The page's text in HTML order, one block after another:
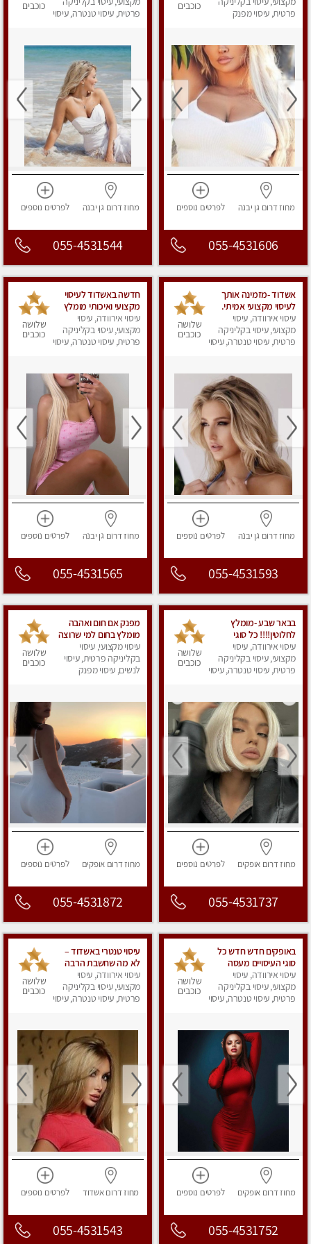
פרטית, עיסוי מפנק
כוכבים
מחוז דרום גן יבנה לפרטים נוספים
055-4531606
פרטית, עיסוי טנטרה, עיסוי
כוכבים
מחוז דרום גן יבנה לפרטים נוספים
055-4531544
אשדוד -מזמינה אותך
לעיסוי מקצועי אמיתי.
עיסוי קלאסי .
עיסוי אירוודה, עיסוי
מקצועי, עיסוי בקליניקה
פרטית, עיסוי טנטרה, עיסוי
שלושה
כוכבים
מחוז דרום גן יבנה לפרטים נוספים
055-4531593
חדשה באשדוד לעיסוי
מקצועי ואיכותי מומלץ
ללא מין !!!
עיסוי אירוודה, עיסוי
מקצועי, עיסוי בקליניקה
פרטית, עיסוי טנטרה, עיסוי
שלושה
כוכבים
מחוז דרום גן יבנה לפרטים נוספים
055-4531565
בבאר שבע -מומלץ
לחלוטין!!!! כל סוגי
העיסויים מעסה מקצועית
ואיכותית פרטי!!!
עיסוי אירוודה, עיסוי
מקצועי, עיסוי בקליניקה
פרטית, עיסוי טנטרה, עיסוי
שלושה
כוכבים
מחוז דרום אופקים לפרטים נוספים
055-4531737
מפנק אם חום ואהבה
מומלץ בחום למי שרוצה
להירגע- מומלץ לחלוטין!
פרטי!
עיסוי מקצועי, עיסוי
בקליניקה פרטית, עיסוי
לנשים, עיסוי מפנק
שלושה
כוכבים
מחוז דרום אופקים לפרטים נוספים
055-4531872
באופקים חדש חדש כל
סוגי העיסויים מעסה
מקצועית ואיכותית
פרטי!!!
עיסוי אירוודה, עיסוי
מקצועי, עיסוי בקליניקה
פרטית, עיסוי טנטרה, עיסוי
שלושה
כוכבים
מחוז דרום אופקים לפרטים נוספים
055-4531752
עיסוי טנטרי באשדוד –
לא מה שחשבת הרבה
יותר ממה שדמיינת
עיסוי אירוודה, עיסוי
מקצועי, עיסוי בקליניקה
פרטית, עיסוי טנטרה, עיסוי
שלושה
כוכבים
מחוז דרוםאשדוד לפרטים נוספים
055-4531543